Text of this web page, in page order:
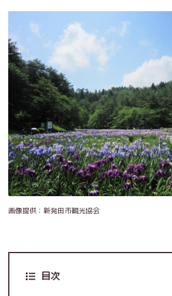
画像提供：新発田市観光協会
目次